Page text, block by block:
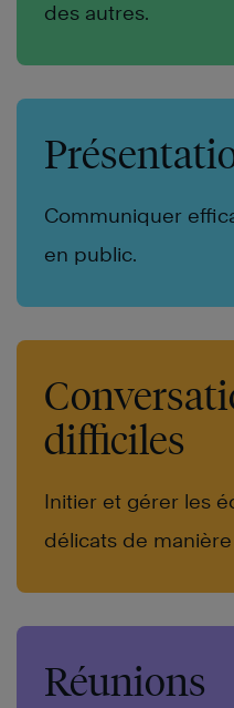
des autres.
Communiquer
en public.
difficiles
Initier et gérer les
délicats de
Réunions